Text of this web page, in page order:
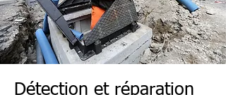
Détection et réparation